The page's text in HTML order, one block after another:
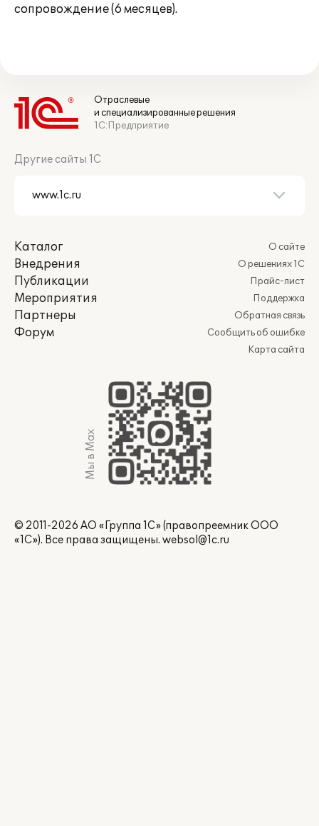
сопровождение (6 месяцев).
Отраслевые
и специализированные решения
1С:Предприятие
Другие сайты 1С
Каталог
Внедрения
Публикации
Мероприятия
Партнеры
Форум
О сайте
О решениях 1С
Прайс-лист
Поддержка
Обратная связь
Сообщить об ошибке
Карта сайта
Мы в Max
© 2011-2026 АО «Группа 1С» (правопреемник ООО
«1С»). Все права защищены. websol@1c.ru